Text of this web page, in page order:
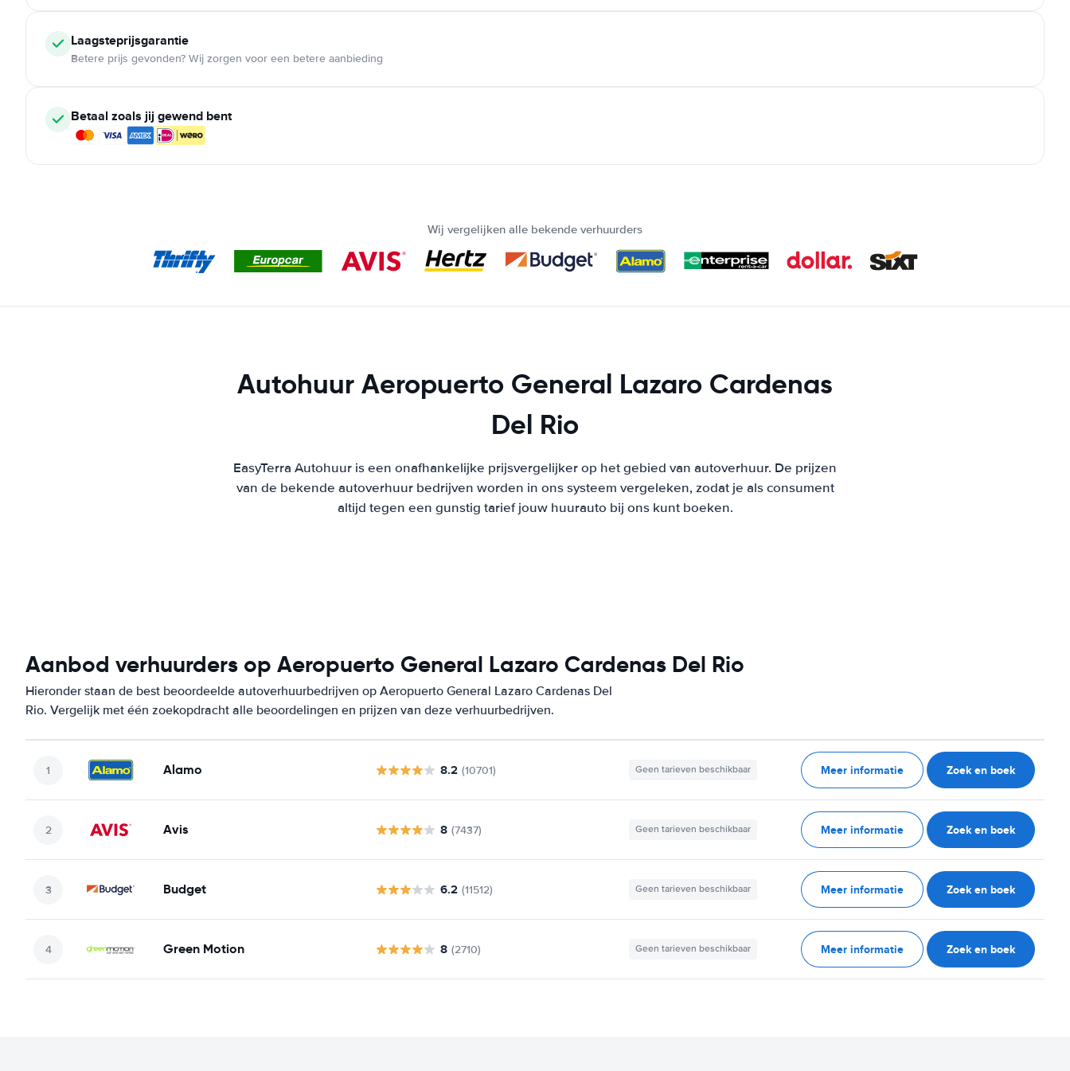
Laagsteprijsgarantie
Betere prijs gevonden? Wij zorgen voor een betere aanbieding
Betaal zoals jij gewend bent
Wij vergelijken alle bekende verhuurders
Autohuur Aeropuerto General Lazaro Cardenas
Del Rio
EasyTerra Autohuur is een onafhankelijke prijsvergelijker op het gebied van autoverhuur. De prijzen
van de bekende autoverhuur bedrijven worden in ons systeem vergeleken, zodat je als consument
altijd tegen een gunstig tarief jouw huurauto bij ons kunt boeken.
Aanbod verhuurders op Aeropuerto General Lazaro Cardenas Del Rio
Hieronder staan de best beoordeelde autoverhuurbedrijven op Aeropuerto General Lazaro Cardenas Del
Rio. Vergelijk met één zoekopdracht alle beoordelingen en prijzen van deze verhuurbedrijven.
Alamo 8.2 (10701) Geen tarieven beschikbaar Meer informatie Zoek en boek
Avis 8 (7437) Geen tarieven beschikbaar Meer informatie Zoek en boek
Budget 6.2 (11512) Geen tarieven beschikbaar Meer informatie Zoek en boek
Green Motion 8 (2710) Geen tarieven beschikbaar Meer informatie Zoek en boek